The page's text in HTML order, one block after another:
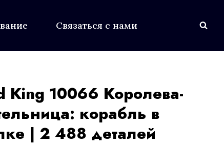
Связаться с нами
King 10066 Королева-
корабль в
| 2 488 деталей